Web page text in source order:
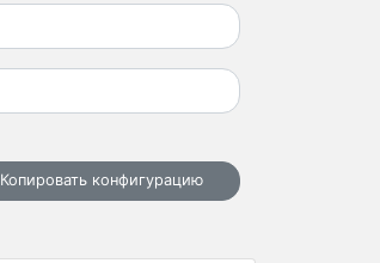
Копировать конфигурацию